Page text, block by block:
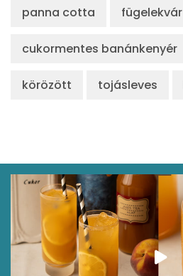
panna cotta fügelekvár
cukormentes banánkenyér
körözött tojásleves